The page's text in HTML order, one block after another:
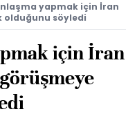
yapmak için İran
olduğunu söyledi
için İran